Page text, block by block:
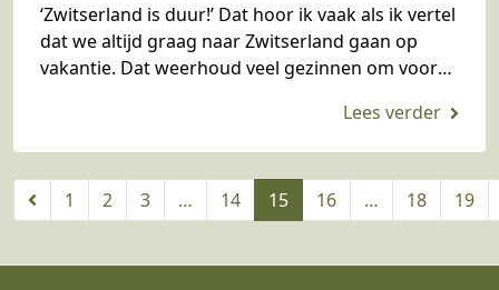
‘Zwitserland is duur!’ Dat hoor ik vaak als ik vertel
dat we altijd graag naar Zwitserland gaan op
vakantie. Dat weerhoud veel gezinnen om voor
1 2 3 … 14 15 16 … 18 19